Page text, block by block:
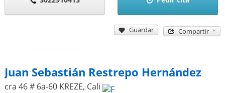
Guardar Compartir
Juan Sebastián Restrepo Hernández
cra 46 # 6a-60 KREZE, Cali